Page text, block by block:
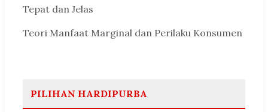
Tepat dan Jelas
Teori Manfaat Marginal dan Perilaku Konsumen
PILIHAN HARDIPURBA